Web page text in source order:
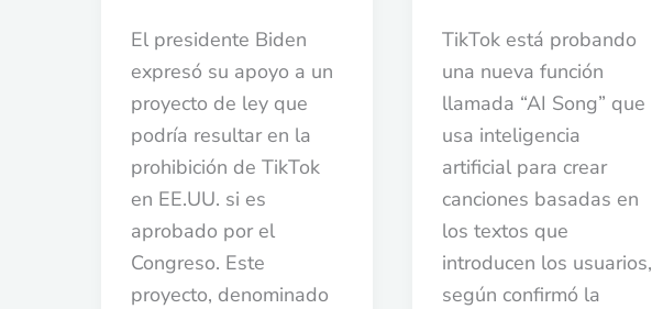
El presidente Biden
expresó su apoyo a un
proyecto de ley que
podría resultar en la
prohibición de TikTok
en EE.UU. si es
aprobado por el
Congreso. Este
proyecto, denominado
TikTok está probando
una nueva función
llamada “AI Song” que
usa inteligencia
artificial para crear
canciones basadas en
los textos que
introducen los usuarios,
según confirmó la